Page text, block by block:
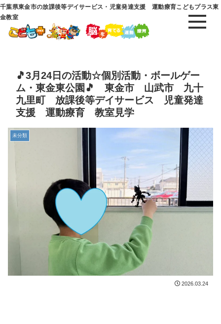
千葉県東金市の放課後等デイサービス・児童発達支援 運動療育こどもプラス東
金教室
🎵3月24日の活動☆個別活動・ボールゲー
ム・東金東公園🎵 東金市 山武市 九十
九里町 放課後等デイサービス 児童発達
支援 運動療育 教室見学
未分類
2026.03.24